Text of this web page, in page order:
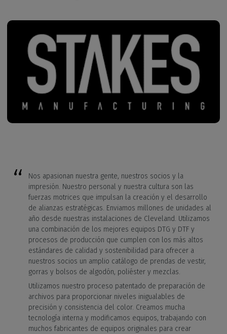
Nos apasionan nuestra gente, nuestros socios y la
impresión. Nuestro personal y nuestra cultura son las
fuerzas motrices que impulsan la creación y el desarrollo
de alianzas estratégicas. Enviamos millones de unidades al
año desde nuestras instalaciones de Cleveland. Utilizamos
una combinación de los mejores equipos DTG y DTF y
procesos de producción que cumplen con los más altos
estándares de calidad y sostenibilidad para ofrecer a
nuestros socios un amplio catálogo de prendas de vestir,
gorras y bolsos de algodón, poliéster y mezclas.
Utilizamos nuestro proceso patentado de preparación de
archivos para proporcionar niveles inigualables de
precisión y consistencia del color. Creamos mucha
tecnología interna y modificamos equipos, trabajando con
muchos fabricantes de equipos originales para crear